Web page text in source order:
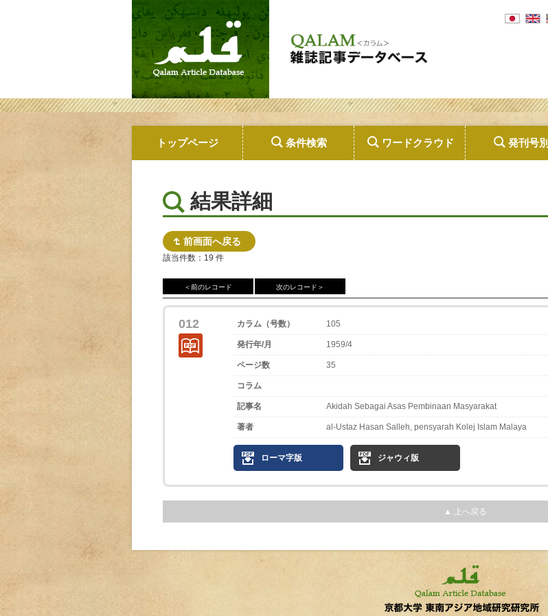
トップページ 条件検索 ワードクラウド 発刊号別
結果詳細
前画面へ戻る
該当件数：19 件
＜前のレコード 次のレコード＞
012 カラム（号数） 105
発行年/月 1959/4
ページ数 35
コラム
記事名 Akidah Sebagai Asas Pembinaan Masyarakat
著者 al-Ustaz Hasan Salleh, pensyarah Kolej Islam Malaya
ローマ字版 ジャウィ版
▲ 上へ戻る